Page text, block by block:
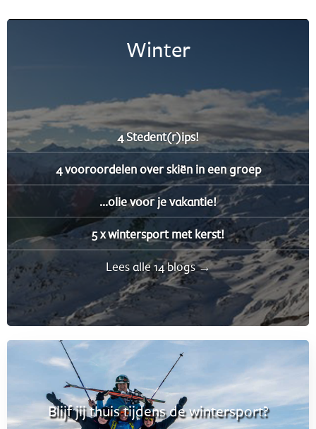
Winter
4 Stedent(r)ips!
4 vooroordelen over skiën in een groep
...olie voor je vakantie!
5 x wintersport met kerst!
Lees alle 14 blogs →
Blijf jij thuis tijdens de wintersport?